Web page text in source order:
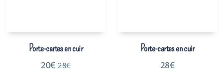
Porte-cartes en cuir
20€ 28€
Porte-cartes en cuir
28€